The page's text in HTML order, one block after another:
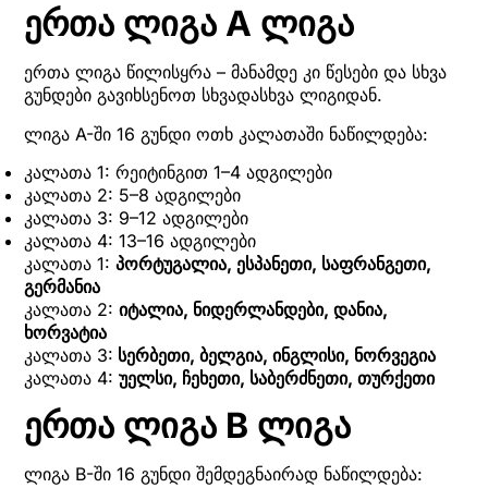
ერთა ლიგა A ლიგა
ერთა ლიგა წილისყრა – მანამდე კი წესები და სხვა
გუნდები გავიხსენოთ სხვადასხვა ლიგიდან.
ლიგა A-ში 16 გუნდი ოთხ კალათაში ნაწილდება:
კალათა 1: რეიტინგით 1–4 ადგილები
კალათა 2: 5–8 ადგილები
კალათა 3: 9–12 ადგილები
კალათა 4: 13–16 ადგილები
კალათა 1: პორტუგალია, ესპანეთი, საფრანგეთი,
გერმანია
კალათა 2: იტალია, ნიდერლანდები, დანია,
ხორვატია
კალათა 3: სერბეთი, ბელგია, ინგლისი, ნორვეგია
კალათა 4: უელსი, ჩეხეთი, საბერძნეთი, თურქეთი
ერთა ლიგა B ლიგა
ლიგა B-ში 16 გუნდი შემდეგნაირად ნაწილდება: